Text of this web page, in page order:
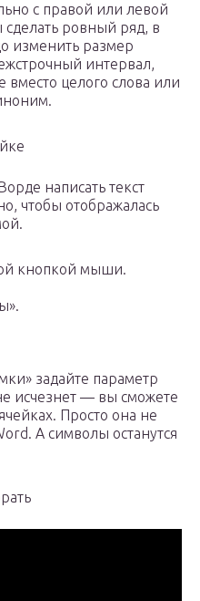
с правой или левой
ровный ряд, в
изменить размер
интервал,
вместо целого слова или
написать текст
чтобы отображалась
кнопкой мыши.
задайте параметр
исчезнет — вы сможете
Просто она не
А символы останутся